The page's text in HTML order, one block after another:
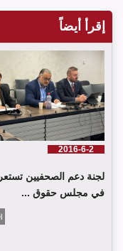
لجنة دعم الصحفيين تدين
إقرأ أيضاً
2016-6-2
لجنة دعم الصحفيين
في مجلس حقوق ...